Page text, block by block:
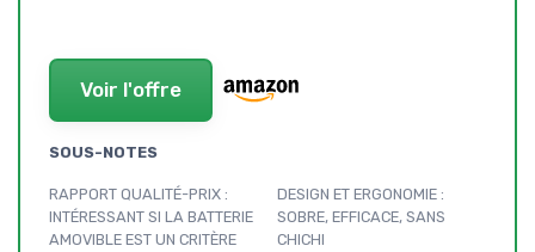
Voir l'offre
SOUS-NOTES
RAPPORT QUALITÉ-PRIX :
INTÉRESSANT SI LA BATTERIE
AMOVIBLE EST UN CRITÈRE
DESIGN ET ERGONOMIE :
SOBRE, EFFICACE, SANS
CHICHI